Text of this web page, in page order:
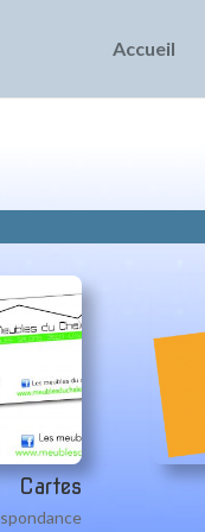
Accueil
Cartes